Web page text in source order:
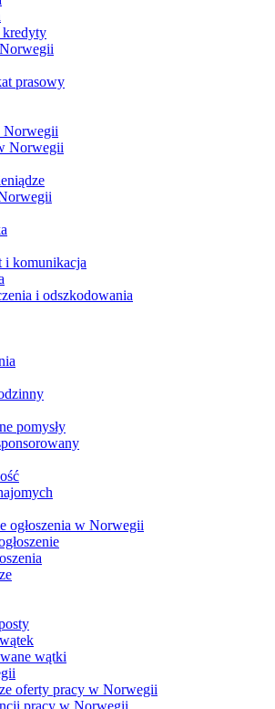
kredyty
prasowy
Norwegii
Norwegii
i komunikacja
i odszkodowania
pomysły
ogłoszenia w Norwegii
wątki
oferty pracy w Norwegii
pracy w Norwegii